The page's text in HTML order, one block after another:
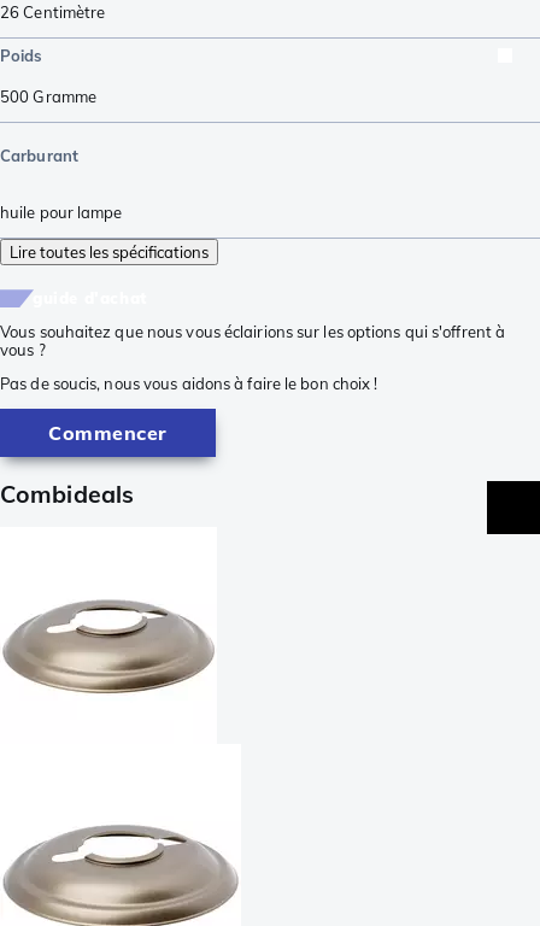
26Centimètre
Poids
500Gramme
Carburant
huile pour lampe
Lire toutes les spécifications
Vous souhaitez que nous vous éclairions sur les options qui s'offrent à
vous ?
Pas de soucis, nous vous aidons à faire le bon choix !
Commencer
Combideals